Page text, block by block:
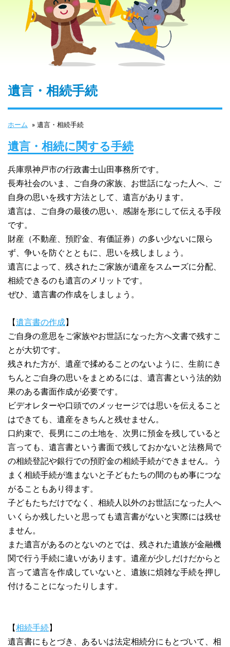
遺言・相続手続
ホーム » 遺言・相続手続
遺言・相続に関する手続
兵庫県神戸市の行政書士山田事務所です。
長寿社会のいま、ご自身の家族、お世話になった人へ、ご
自身の思いを残す方法として、遺言があります。
遺言は、ご自身の最後の思い、感謝を形にして伝える手段
です。
財産（不動産、預貯金、有価証券）の多い少ないに限ら
ず、争いを防ぐとともに、思いを残しましょう。
遺言によって、残されたご家族が遺産をスムーズに分配、
相続できるのも遺言のメリットです。
ぜひ、遺言書の作成をしましょう。
【遺言書の作成】
ご自身の意思をご家族やお世話になった方へ文書で残すこ
とが大切です。
残された方が、遺産で揉めることのないように、生前にき
ちんとご自身の思いをまとめるには、遺言書という法的効
果のある書面作成が必要です。
ビデオレターや口頭でのメッセージでは思いを伝えること
はできても、遺産をきちんと残せません。
口約束で、長男にこの土地を、次男に預金を残していると
言っても、遺言書という書面で残しておかないと法務局で
の相続登記や銀行での預貯金の相続手続ができません。う
まく相続手続が進まないと子どもたちの間のもめ事につな
がることもあり得ます。
子どもたちだけでなく、相続人以外のお世話になった人へ
いくらか残したいと思っても遺言書がないと実際には残せ
ません。
また遺言があるのとないのとでは、残された遺族が金融機
関で行う手続に違いがあります。遺産が少しだけだからと
言って遺言を作成していないと、遺族に煩雑な手続を押し
付けることになったりします。
【相続手続】
遺言書にもとづき、あるいは法定相続分にもとづいて、相